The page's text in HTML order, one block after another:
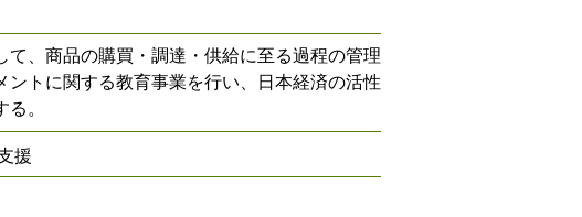
て、商品の購買・調達・供給に至る過程の管理
ントに関する教育事業を行い、日本経済の活性
。
援